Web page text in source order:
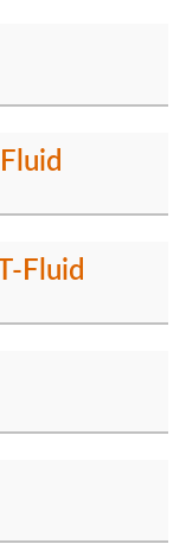
Fluid